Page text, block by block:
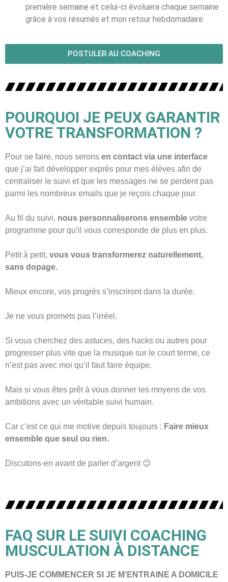
première semaine et celui-ci évoluera chaque semaine
grâce à vos résumés et mon retour hebdomadaire.
POSTULER AU COACHING
POURQUOI JE PEUX GARANTIR
VOTRE TRANSFORMATION ?
Pour se faire, nous serons en contact via une interface
que j’ai fait développer exprès pour mes élèves afin de
centraliser le suivi et que les messages ne se perdent pas
parmi les nombreux emails que je reçois chaque jour.
Au fil du suivi, nous personnaliserons ensemble votre
programme pour qu’il vous corresponde de plus en plus.
Petit à petit, vous vous transformerez naturellement,
sans dopage.
Mieux encore, vos progrès s’inscriront dans la durée.
Je ne vous promets pas l’irréel.
Si vous cherchez des astuces, des hacks ou autres pour
progresser plus vite que la musique sur le court terme, ce
n’est pas avec moi qu’il faut faire équipe.
Mais si vous êtes prêt à vous donner les moyens de vos
ambitions avec un véritable suivi humain.
Car c’est ce qui me motive depuis toujours : Faire mieux
ensemble que seul ou rien.
Discutons-en avant de parler d’argent 😉
FAQ SUR LE SUIVI COACHING
MUSCULATION À DISTANCE
PUIS-JE COMMENCER SI JE M’ENTRAINE A DOMICILE